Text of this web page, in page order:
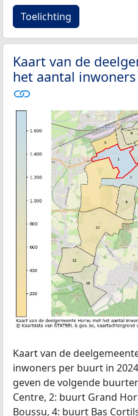
Toelichting
Kaart van de
het aantal
Kaart van de
inwoners per buurt in
geven de volgende
Centre, 2: buurt Grand
Boussu, 4: buurt Bas